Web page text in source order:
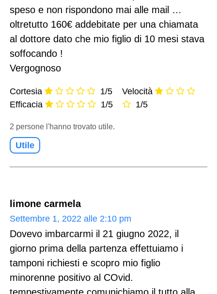
speso e non rispondono mai alle mail …
oltretutto 160€ addebitate per una chiamata
al dottore dato che mio figlio di 10 mesi stava
soffocando !
Vergognoso
Cortesia
1/5
Efficacia
1/5
Velocità
1/5
2 persone l'hanno trovato utile.
Utile
limone carmela
Settembre 1, 2022 alle 2:10 pm
Dovevo imbarcarmi il 21 giugno 2022, il
giorno prima della partenza effettuiamo i
tamponi richiesti e scopro mio figlio
minorenne positivo al COvid.